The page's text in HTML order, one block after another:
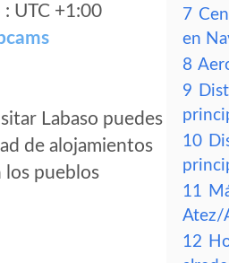
UTC +1:00
Labaso puedes
de alojamientos
los pueblos
7
en
8
9
10
11
Atez/
12